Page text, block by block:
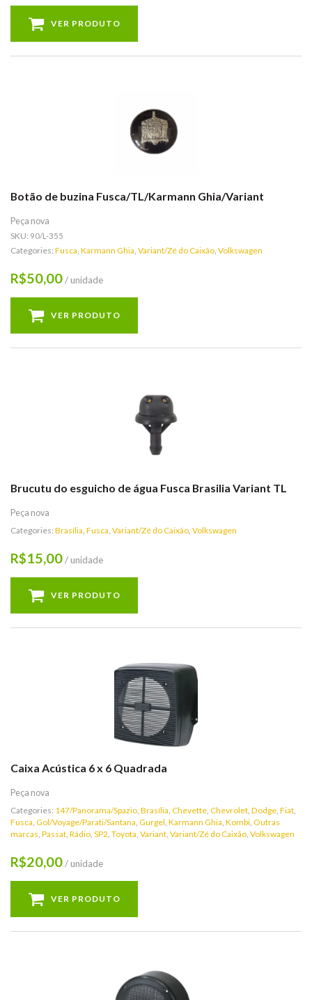
VER PRODUTO
Botão de buzina Fusca/TL/Karmann Ghia/Variant
Peça nova
SKU: 90/L-355
Categories: Fusca, Karmann Ghia, Variant/Zé do Caixão, Volkswagen
R$50,00/ unidade
VER PRODUTO
Brucutu do esguicho de água Fusca Brasilia Variant TL
Peça nova
Categories: Brasília, Fusca, Variant/Zé do Caixão, Volkswagen
R$15,00/ unidade
VER PRODUTO
Caixa Acústica 6 x 6 Quadrada
Peça nova
Categories: 147/Panorama/Spazio, Brasília, Chevette, Chevrolet, Dodge, Fiat,
Fusca, Gol/Voyage/Parati/Santana, Gurgel, Karmann Ghia, Kombi, Outras
marcas, Passat, Rádio, SP2, Toyota, Variant, Variant/Zé do Caixão, Volkswagen
R$20,00/ unidade
VER PRODUTO